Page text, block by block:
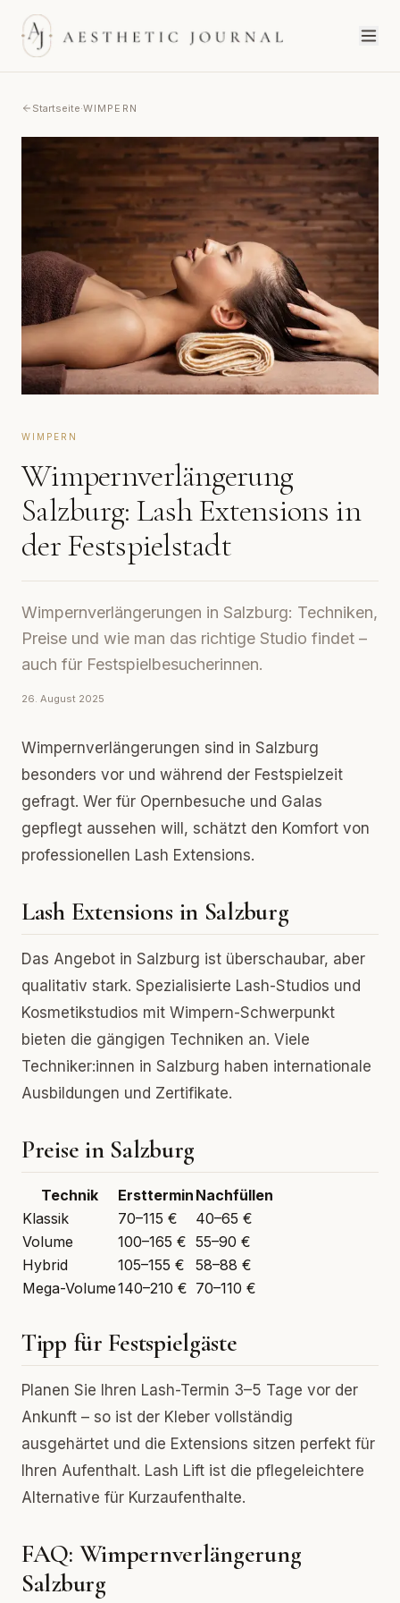
Startseite·WIMPERN
WIMPERN
Wimpernverlängerung
Salzburg: Lash Extensions in
der Festspielstadt
Wimpernverlängerungen in Salzburg: Techniken,
Preise und wie man das richtige Studio findet –
auch für Festspielbesucherinnen.
26. August 2025
Wimpernverlängerungen sind in Salzburg
besonders vor und während der Festspielzeit
gefragt. Wer für Opernbesuche und Galas
gepflegt aussehen will, schätzt den Komfort von
professionellen Lash Extensions.
Lash Extensions in Salzburg
Das Angebot in Salzburg ist überschaubar, aber
qualitativ stark. Spezialisierte Lash-Studios und
Kosmetikstudios mit Wimpern-Schwerpunkt
bieten die gängigen Techniken an. Viele
Techniker:innen in Salzburg haben internationale
Ausbildungen und Zertifikate.
Preise in Salzburg
Technik Ersttermin Nachfüllen
Klassik
70–115 €
40–65 €
Volume
100–165 € 55–90 €
Hybrid
105–155 €
58–88 €
Mega-Volume140–210 € 70–110 €
Tipp für Festspielgäste
Planen Sie Ihren Lash-Termin 3–5 Tage vor der
Ankunft – so ist der Kleber vollständig
ausgehärtet und die Extensions sitzen perfekt für
Ihren Aufenthalt. Lash Lift ist die pflegeleichtere
Alternative für Kurzaufenthalte.
FAQ: Wimpernverlängerung
Salzburg